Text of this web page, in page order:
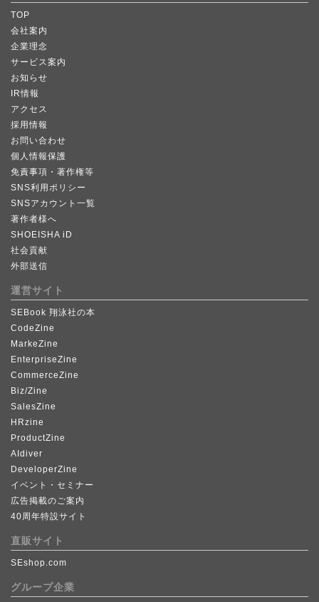
TOP
会社案内
企業理念
サービス案内
お知らせ
IR情報
アクセス
採用情報
お問い合わせ
個人情報保護
免責事項・著作権等
SNS利用ポリシー
SNSアカウント一覧
著作者様へ
SHOEISHA iD
社会貢献
外部送信
運営サイト
SEBook 翔泳社の本
CodeZine
MarkeZine
EnterpriseZine
CommerceZine
Biz/Zine
SalesZine
HRzine
ProductZine
AIdiver
DeveloperZine
イベント・セミナー
広告掲載のご案内
40周年特設サイト
直販サイト
SEshop.com
グループ企業